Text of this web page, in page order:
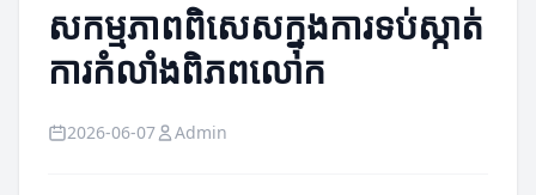
សកម្មភាពពិសេសក្នុងការទប់ស្កាត់
ការកំលាំងពិភពលោក
2026-06-07 Admin